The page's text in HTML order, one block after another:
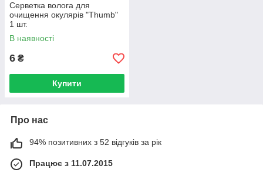
Серветка волога для
очищення окулярів "Thumb"
1 шт.
В наявності
6 ₴
Купити
Про нас
94% позитивних з 52 відгуків за рік
Працює з 11.07.2015